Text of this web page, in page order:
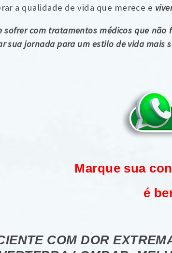
a qualidade de vida que merece e
sofrer com tratamentos médicos que não
sua jornada para um estilo de vida mais
Marque sua
é
COM DOR